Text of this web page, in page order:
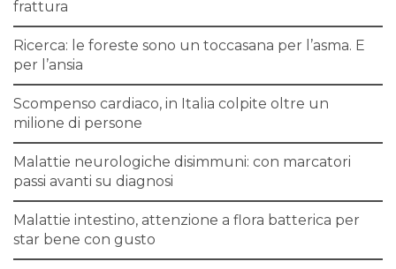
frattura
Ricerca: le foreste sono un toccasana per l’asma. E
per l’ansia
Scompenso cardiaco, in Italia colpite oltre un
milione di persone
Malattie neurologiche disimmuni: con marcatori
passi avanti su diagnosi
Malattie intestino, attenzione a flora batterica per
star bene con gusto